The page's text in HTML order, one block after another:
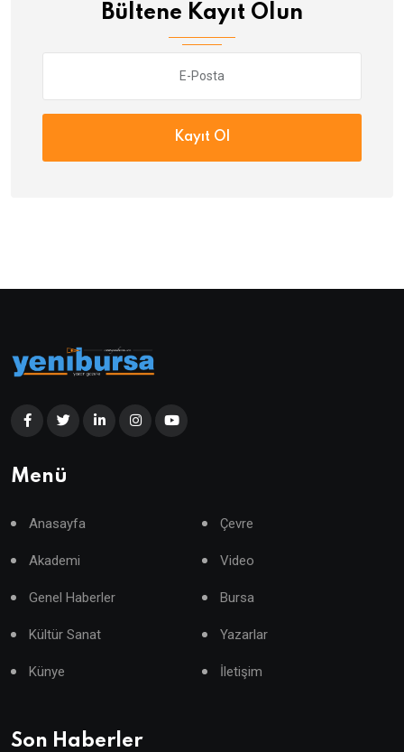
Bültene Kayıt Olun
Kayıt Ol
Menü
Anasayfa Çevre
Akademi Video
Genel Haberler Bursa
Kültür Sanat Yazarlar
Künye İletişim
Son Haberler